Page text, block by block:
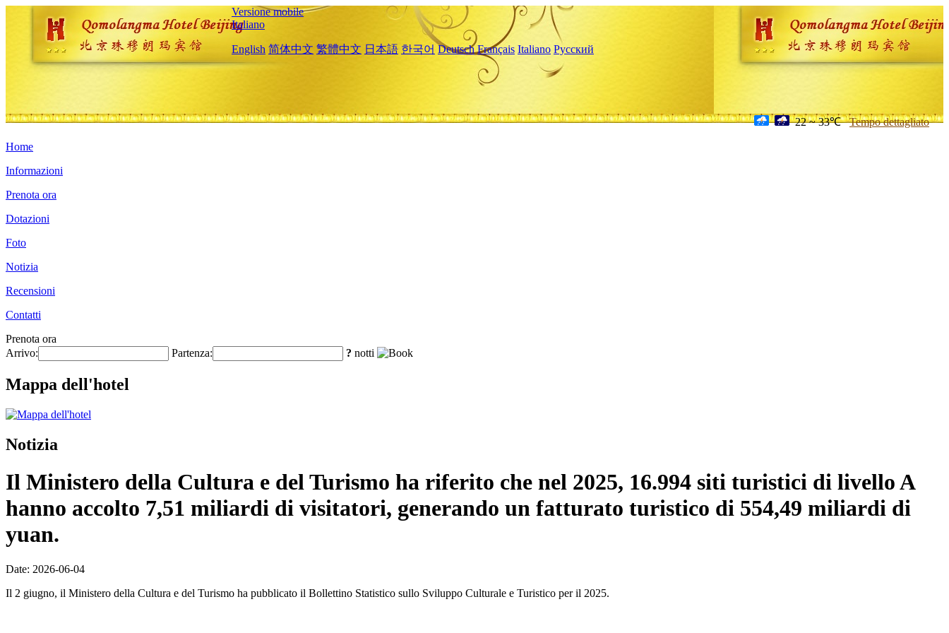
Versione mobile
Italiano
English 简体中文 繁體中文 日本語 한국어 Deutsch Français Italiano Русский
22 ~ 33℃ Tempo dettagliato
Home
Informazioni
Prenota ora
Dotazioni
Foto
Notizia
Recensioni
Contatti
Prenota ora
Arrivo:
Partenza: ? notti
Mappa dell'hotel
Notizia
Il Ministero della Cultura e del Turismo ha riferito che nel 2025, 16.994 siti turistici di livello A
hanno accolto 7,51 miliardi di visitatori, generando un fatturato turistico di 554,49 miliardi di
yuan.
Date: 2026-06-04
Il 2 giugno, il Ministero della Cultura e del Turismo ha pubblicato il Bollettino Statistico sullo Sviluppo Culturale e Turistico per il 2025.